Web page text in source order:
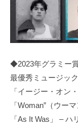
◆2023年グラミー
最優秀ミュージッ
「イージー・オン
「Woman”（ウー
「As It Was」 –